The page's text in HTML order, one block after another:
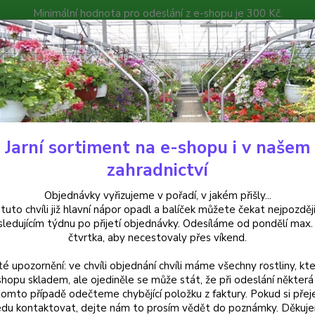
Minimální hodnota pro odeslání z e-shopu je 300 Kč.
můžete čekat nejpozději v následujícím týdnu po přijetí
Poradna Kontakty
Hledat
Bylinky a léčivky Máta Korejská (Agastache Rugosa) - 1 ks
Korejská (Agastache Rugosa) -
Jarní sortiment na e-shopu i v našem
zahradnictví
Objednávky vyřizujeme v pořadí, v jakém přišly...
chvíli již hlavní nápor opadl a balíček můžete čekat
týdnu po přijetí objednávky. Odesíláme od pondělí
čtvrtka, aby necestovaly přes víkend.
upozornění: ve chvíli objednání chvíli máme všechny rostliny,
skladem, ale ojediněle se může stát, že při odeslání některá
případě odečteme chybějící položku z faktury. Pokud si
kontaktovat, dejte nám to prosím vědět do poznámky.